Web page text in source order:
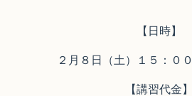
【日時】
２月８日（土）１５：０
【講習代金】